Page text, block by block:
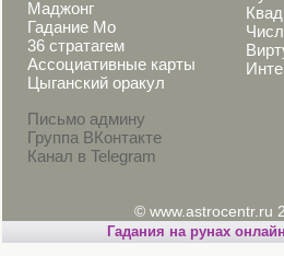
Маджонг
Гадание Мо
36 стратагем
Ассоциативные карты
Цыганский оракул
Письмо админу
Группа ВКонтакте
Канал в Telegram
© www.astrocentr.ru
Гадания на рунах